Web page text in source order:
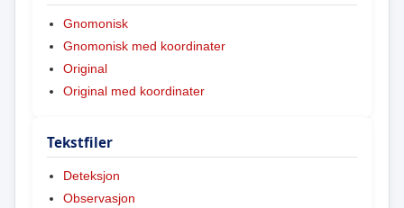
Gnomonisk
Gnomonisk med koordinater
Original
Original med koordinater
Tekstfiler
Deteksjon
Observasjon